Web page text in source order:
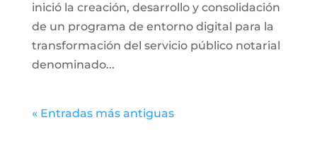
inició la creación, desarrollo y consolidación
de un programa de entorno digital para la
transformación del servicio público notarial
denominado...
« Entradas más antiguas